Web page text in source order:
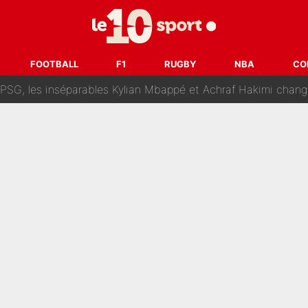
FOOTBALL F1 RUGBY NBA
Kanté : Comme Yan Diomandé, les deux champions du
La Chaîne L’Équipe : Même Olivier Ménard n’avait pas pu empêcher son départ,
les inséparables Kylian Mbappé et Achraf Hakimi